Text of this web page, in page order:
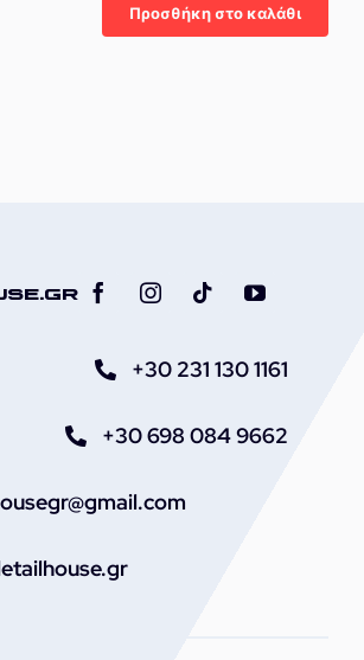
Προσθήκη στο καλάθι
+30 231 130 1161
+30 698 084 9662